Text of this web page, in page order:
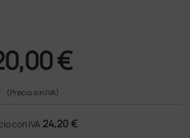
€
(Precio sin IVA)
con IVA 24,20 €